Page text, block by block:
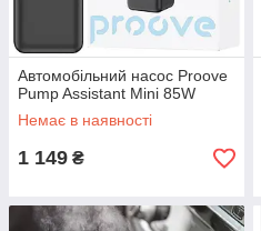
Автомобільний насос Proove
Pump Assistant Mini 85W
Немає в наявності
1 149 ₴